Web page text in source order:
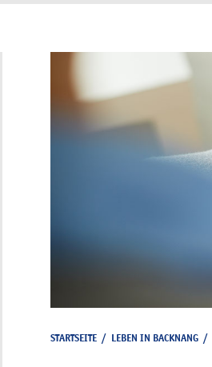
STARTSEITE / LEBEN IN BACKNANG /